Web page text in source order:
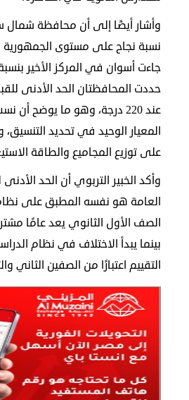
وأشار أيضًا إلى أن محافظة شمال
حددت المحافظتان الحد الأدنى
عند 220 درجة، وهو ما يوضح
المعيار الوحيد في تحديد التنسيق،
على توزيع المجاميع والطاقة
وأكد الخبير التربوي أن الحد الأدنى
العامة هو نفسه المطبق على نظام
الصف الأول الثانوي يعد عامًا
بينما يبدأ الاختلاف في نظام
التقييم اعتبارًا من الصفين الثاني